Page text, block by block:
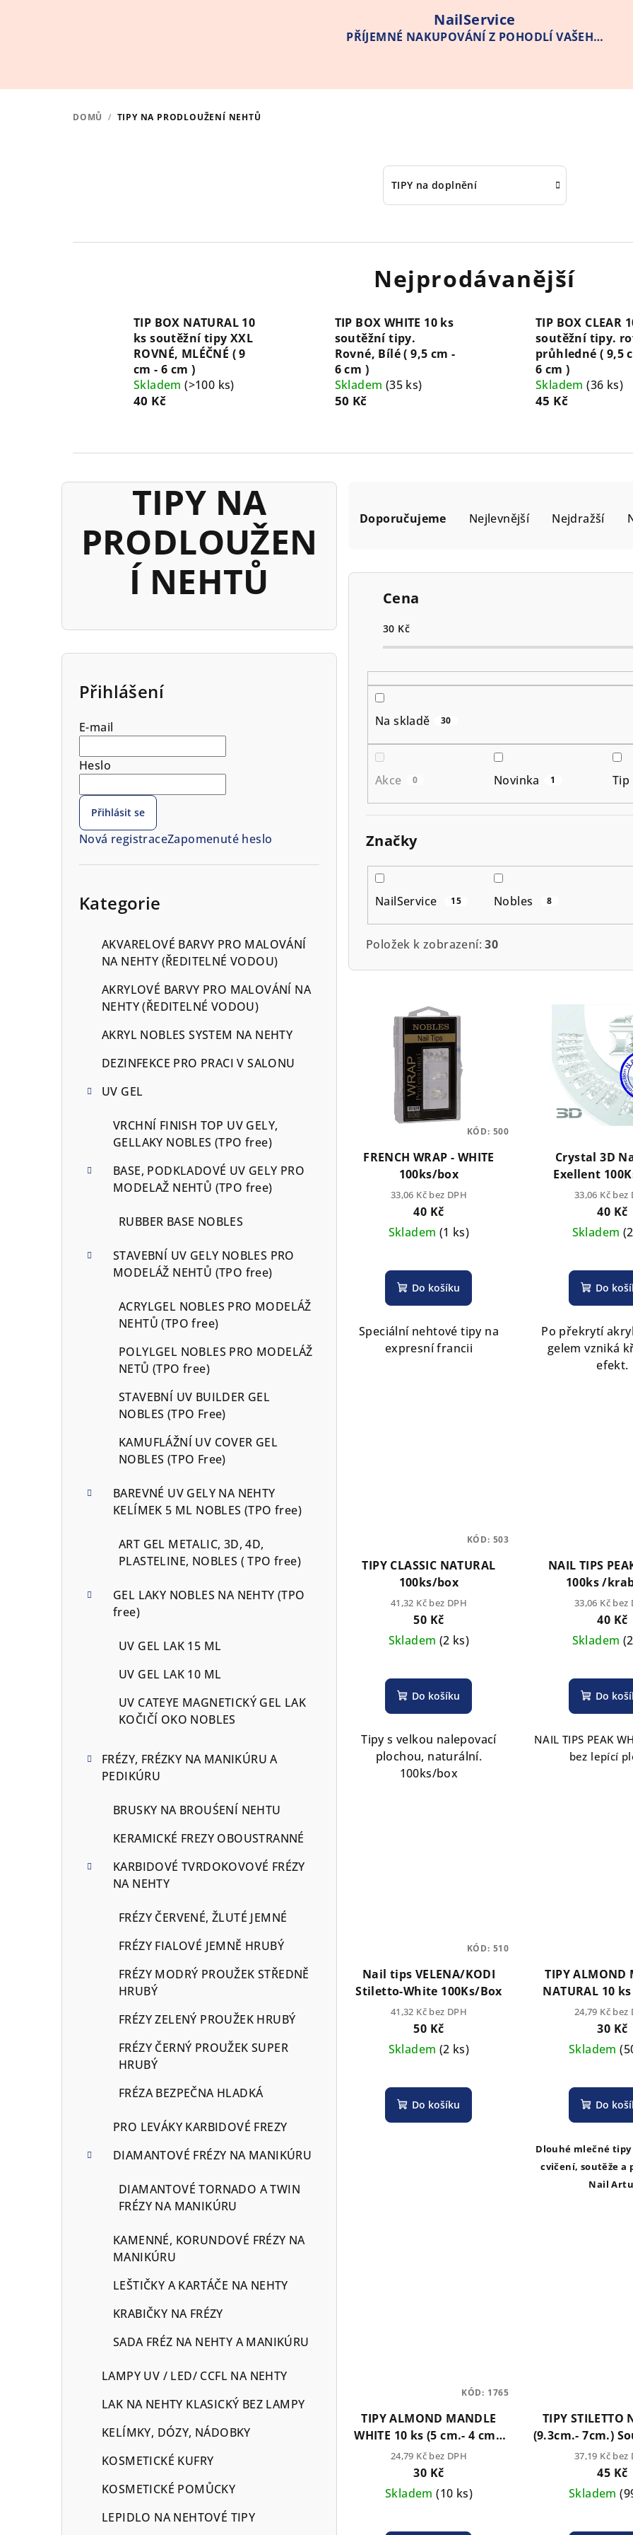
NailService
PŘÍJEMNÉ NAKUPOVÁNÍ Z POHODLÍ VAŠEHO
DOMŮ / TIPY NA PRODLOUŽENÍ NEHTŮ
TIPY na doplnění
Nejprodávanější
TIP BOX NATURAL 10
ks soutěžní tipy XXL
ROVNÉ, MLÉČNÉ ( 9
cm - 6 cm )
Skladem(>100 ks)
40 Kč
TIP BOX WHITE 10 ks
soutěžní tipy.
Rovné, Bílé ( 9,5 cm -
6 cm )
Skladem (35 ks)
50 Kč
TIP BOX CLEAR
soutěžní tipy.
průhledné ( 9,5
6 cm )
Skladem(36 ks)
45 Kč
TIPY NA
PRODLOUŽEN
Í NEHTŮ
P
Přihlášení
E-mail
Heslo
Přihlásit se
Nová registraceZapomenuté heslo
Kategorie
AKVARELOVÉ BARVY PRO MALOVÁNÍ
NA NEHTY (ŘEDITELNÉ VODOU)
AKRYLOVÉ BARVY PRO MALOVÁNÍ NA
NEHTY (ŘEDITELNÉ VODOU)
AKRYL NOBLES SYSTEM NA NEHTY
DEZINFEKCE PRO PRACI V SALONU
UV GEL
VRCHNÍ FINISH TOP UV GELY,
GELLAKY NOBLES (TPO free)
BASE, PODKLADOVÉ UV GELY PRO
MODELAŽ NEHTŮ (TPO free)
RUBBER BASE NOBLES
STAVEBNÍ UV GELY NOBLES PRO
MODELÁŽ NEHTŮ (TPO free)
ACRYLGEL NOBLES PRO MODELÁŽ
NEHTŮ (TPO free)
POLYLGEL NOBLES PRO MODELÁŽ
NETŮ (TPO free)
STAVEBNÍ UV BUILDER GEL
NOBLES (TPO Free)
KAMUFLÁŽNÍ UV COVER GEL
NOBLES (TPO Free)
BAREVNÉ UV GELY NA NEHTY
KELÍMEK 5 ML NOBLES (TPO free)
ART GEL METALIC, 3D, 4D,
PLASTELINE, NOBLES ( TPO free)
GEL LAKY NOBLES NA NEHTY (TPO
free)
UV GEL LAK 15 ML
UV GEL LAK 10 ML
UV CATEYE MAGNETICKÝ GEL LAK
KOČIČÍ OKO NOBLES
FRÉZY, FRÉZKY NA MANIKÚRU A
PEDIKÚRU
BRUSKY NA BROUŚENÍ NEHTU
KERAMICKÉ FREZY OBOUSTRANNÉ
KARBIDOVÉ TVRDOKOVOVÉ FRÉZY
NA NEHTY
FRÉZY ČERVENÉ, ŽLUTÉ JEMNÉ
FRÉZY FIALOVÉ JEMNĚ HRUBÝ
FRÉZY MODRÝ PROUŽEK STŘEDNĚ
HRUBÝ
FRÉZY ZELENÝ PROUŽEK HRUBÝ
FRÉZY ČERNÝ PROUŽEK SUPER
HRUBÝ
FRÉZA BEZPEČNA HLADKÁ
PRO LEVÁKY KARBIDOVÉ FREZY
DIAMANTOVÉ FRÉZY NA MANIKÚRU
DIAMANTOVÉ TORNADO A TWIN
FRÉZY NA MANIKÚRU
KAMENNÉ, KORUNDOVÉ FRÉZY NA
MANIKÚRU
LEŠTIČKY A KARTÁČE NA NEHTY
KRABIČKY NA FRÉZY
SADA FRÉZ NA NEHTY A MANIKÚRU
LAMPY UV / LED/ CCFL NA NEHTY
LAK NA NEHTY KLASICKÝ BEZ LAMPY
KELÍMKY, DÓZY, NÁDOBKY
KOSMETICKÉ KUFRY
KOSMETICKÉ POMŮCKY
LEPIDLO NA NEHTOVÉ TIPY
a
e
Doporučujeme Nejlevnější Nejdražší
Cena
30 Kč
Na skladě 30
Akce 0 Novinka 1 Tip
Značky
NailService 15 Nobles 8
Položek k zobrazení:30
ů
FRENCH WRAP - WHITE
100ks/box
33,06 Kč bez DPH
40 Kč
Skladem (1 ks)
Do košíku
Speciální nehtové tipy na
expresní francii
KÓD: 500
Crystal 3D
Exellent
33,06 Kč bez
40 Kč
Skladem
Do
Po překrytí
gelem vzniká
efekt.
TIPY CLASSIC NATURAL
100ks/box
41,32 Kč bez DPH
50 Kč
Skladem (2 ks)
Do košíku
Tipy s velkou nalepovací
plochou, naturální.
100ks/box
KÓD: 503
NAIL TIPS
100ks /
33,06 Kč bez
40 Kč
Skladem
Do
NAIL TIPS PEAK
bez lepící
Nail tips VELENA/KODI
Stiletto-White 100Ks/Box
41,32 Kč bez DPH
50 Kč
Skladem (2 ks)
Do košíku
KÓD: 510
TIPY ALMOND
NATURAL 10
cm) MLEČNÉ
24,79 Kč bez
30 Kč
Skladem
Do
Dlouhé mlečné
cvičení, soutěže a
Nail
TIPY ALMOND MANDLE
WHITE 10 ks (5 cm.- 4 cm.)
Bílé pro Nail Art
24,79 Kč bez DPH
30 Kč
Skladem(10 ks)
KÓD: 1765
TIPY STILETTO
(9.3cm.- 7cm.)
NailArt a
37,19 Kč bez
45 Kč
Skladem